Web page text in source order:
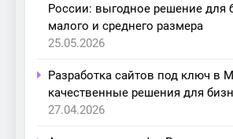
России: выгодное решение для
малого и среднего размера
25.05.2026
Разработка сайтов под ключ в
качественные решения для
27.04.2026